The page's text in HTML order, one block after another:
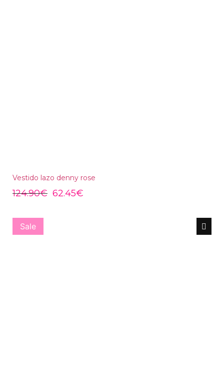
Vestido lazo denny rose
124.90€ 62.45€
Sale